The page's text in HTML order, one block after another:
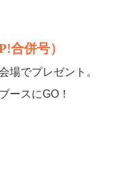
合併号）
場でプレゼント。
ースにGO！